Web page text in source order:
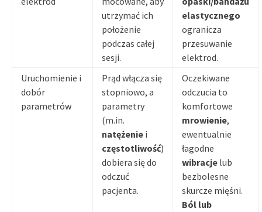
utrzymać ich
położenie
podczas całej
sesji.
elastycznego
ogranicza
przesuwanie
elektrod.
Uruchomienie i
dobór
parametrów
Prąd włącza się
stopniowo, a
parametry
(m.in.
natężenie i
częstotliwość)
dobiera się do
odczuć
pacjenta.
Oczekiwane
odczucia to
komfortowe
mrowienie,
ewentualnie
łagodne
wibracje lub
bezbolesne
skurcze mięśni.
Ból lub